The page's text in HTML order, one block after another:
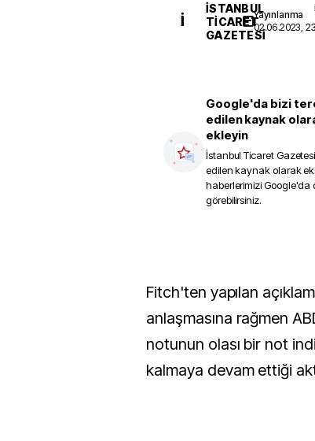
İ
İSTANBUL
TICARET
GAZETESI
Yayınlanma
02.06.2023,
Google'da bizi
edilen kaynak
ekleyin
İstanbul Ticaret Gazetesi
edilen kaynak olarak
haberlerimizi Google'da
görebilirsiniz.
Fitch'ten yapılan
anlaşmasına rağmen
notunun olası bir not
kalmaya devam ettiği